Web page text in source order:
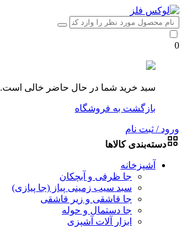
0
سبد خرید شما در حال حاضر خالی است.
بازگشت به فروشگاه
ورود / ثبت نام
دسته‌بندی کالاها
آشپزخانه
جا ظرفی و آبچکان
سبد سیب زمینی پیاز (جا پیازی)
جا قاشقی و زیر قاشقی
جا دستمال و حوله
ابزار آلات آشپزی